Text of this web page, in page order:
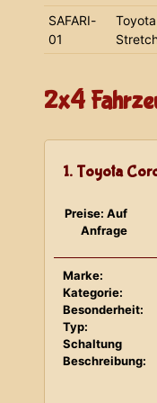
SAFARI-
01
Toyota
2x4
1. Toyota
Preise: Auf
Anfrage
Marke:
Kategorie:
Besonderheit:
Typ:
Schaltung
Beschreibung: